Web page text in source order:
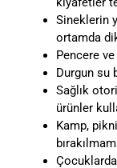
Sineklerin
ortamda
Pencere
Durgun su
Sağlık
ürünler
Kamp,